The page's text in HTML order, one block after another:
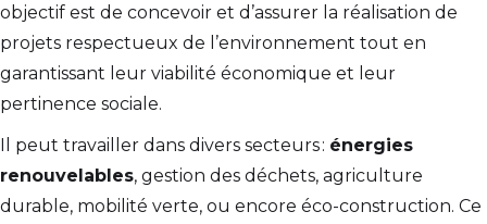
objectif est de concevoir et d’assurer la réalisation de
projets respectueux de l’environnement tout en
garantissant leur viabilité économique et leur
pertinence sociale.
Il peut travailler dans divers secteurs : énergies
renouvelables, gestion des déchets, agriculture
durable, mobilité verte, ou encore éco-construction. Ce